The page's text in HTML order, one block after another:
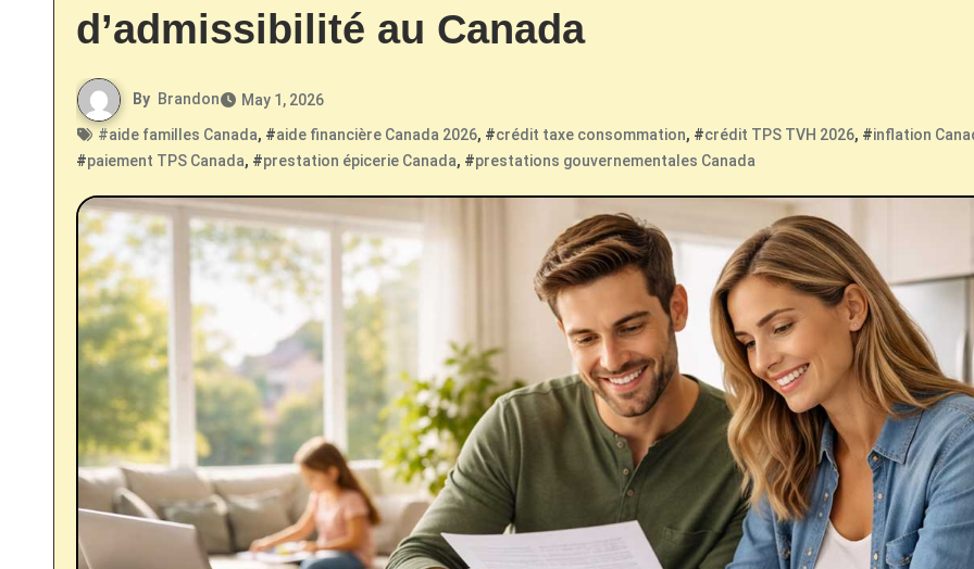
d’admissibilité au Canada
By Brandon
May 1, 2026
#aide familles Canada, #aide financière Canada 2026, #crédit taxe consommation, #crédit TPS TVH 2026, #inflation
#paiement TPS Canada, #prestation épicerie Canada, #prestations gouvernementales Canada